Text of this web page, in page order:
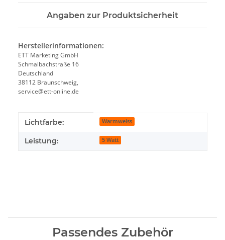
Angaben zur Produktsicherheit
Herstellerinformationen:
ETT Marketing GmbH
Schmalbachstraße 16
Deutschland
38112 Braunschweig,
service@ett-online.de
Produkteigenschaft
Wert
Lichtfarbe: Warmweiss
Leistung: 5 Watt
Passendes Zubehör